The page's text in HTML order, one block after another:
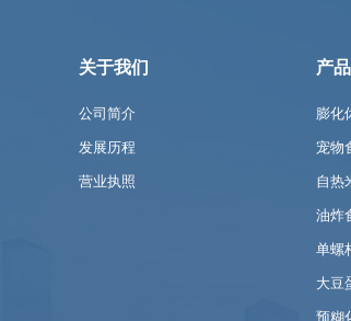
关于我们
公司简介
发展历程
营业执照
产
膨化
宠物
自热
油炸
单螺
大豆
预糊